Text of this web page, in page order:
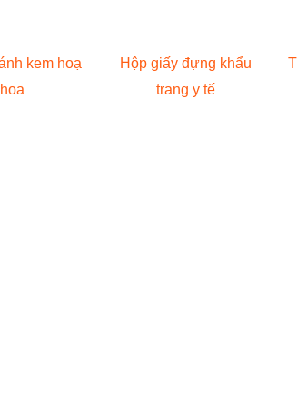
kem hoạ
Hộp giấy đựng khẩu
trang y tế